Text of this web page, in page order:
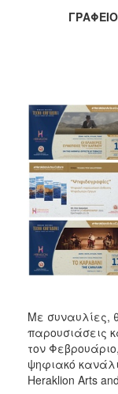
2013
2012
2011
2010
2006
ΠΟΛΙΤΙΣΜΟΣ
ΓΡΑΦΕΙΟ
Με συναυλίες,
παρουσιάσεις
τον
ψηφιακό
Heraklion Arts